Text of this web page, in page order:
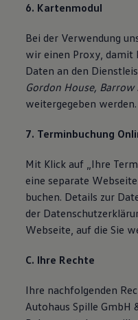
6. Kartenmodul
Bei der Verwendung
wir einen Proxy, damit
Daten an den
Gordon House,
weitergegeben werden.
7. Terminbuchung
Mit Klick auf „Ihre
eine separate
buchen. Details zur
der
Webseite, auf die Sie
C. Ihre Rechte
Ihre nachfolgenden
Autohaus Spille GmbH